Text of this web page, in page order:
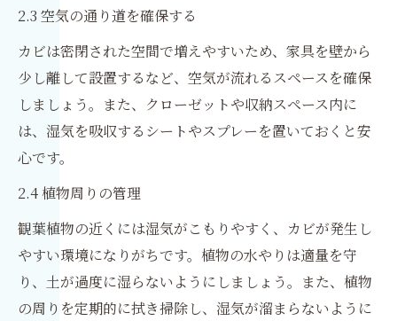
2.3 空気の通り道を確保する
カビは密閉された空間で増えやすいため、家具を壁から
少し離して設置するなど、空気が流れるスペースを確保
しましょう。また、クローゼットや収納スペース内に
は、湿気を吸収するシートやスプレーを置いておくと安
心です。
2.4 植物周りの管理
観葉植物の近くには湿気がこもりやすく、カビが発生し
やすい環境になりがちです。植物の水やりは適量を守
り、土が過度に湿らないようにしましょう。また、植物
の周りを定期的に拭き掃除し、湿気が溜まらないように